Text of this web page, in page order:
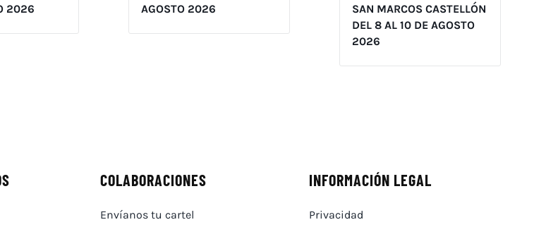
2026
AGOSTO 2026
SAN MARCOS CASTELLÓN
DEL 8 AL 10 DE AGOSTO
2026
COLABORACIONES
Envíanos tu cartel
INFORMACIÓN LEGAL
Privacidad